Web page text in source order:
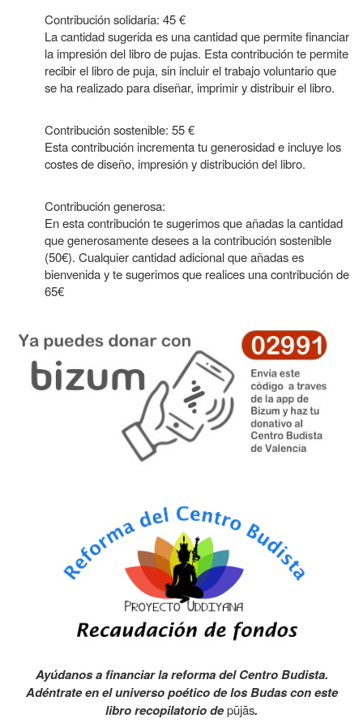
Contribución solidaria: 45€
La cantidad sugerida es una cantidad que permite financiar
la impresión del libro de pujas. Esta contribución te permite
recibir el libro de puja, sin incluir el trabajo voluntario que
se ha realizado para diseñar, imprimir y distribuir el libro.
Contribución sostenible: 55€
Esta contribución incrementa tu generosidad e incluye los
costes de diseño, impresión y distribución del libro.
Contribución generosa:
En esta contribución te sugerimos que añadas la cantidad
que generosamente desees a la contribución sostenible
(50€). Cualquier cantidad adicional que añadas es
bienvenida y te sugerimos que realices una contribución de
65€
Ayúdanos a financiar la reforma del Centro Budista.
Adéntrate en el universo poético de los Budas con este
libro recopilatorio depūjās.